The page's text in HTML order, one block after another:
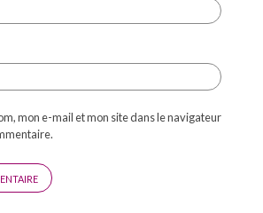
mon e-mail et mon site dans le navigateur